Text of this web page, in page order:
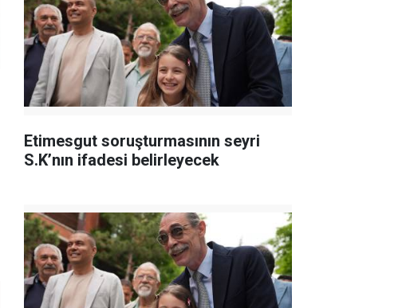
Etimesgut soruşturmasının seyri
S.K’nın ifadesi belirleyecek